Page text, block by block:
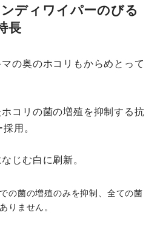
ンディワイパーのびる
長
の奥のホコリもからめとって
コリの菌の増殖を抑制する抗
用。
じむ白に刷新。
の菌の増殖のみを抑制、全ての菌
りません。